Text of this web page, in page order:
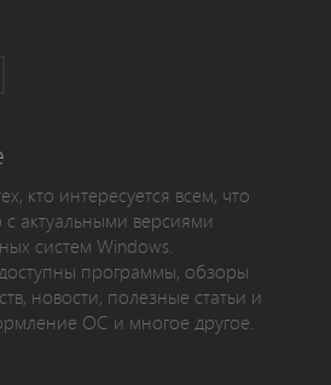
кто интересуется всем, что
с актуальными версиями
систем Windows.
программы, обзоры
новости, полезные статьи и
ОС и многое другое.